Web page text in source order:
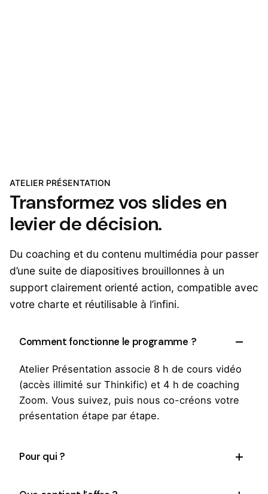
ATELIER PRÉSENTATION
Transformez vos slides en
levier de décision.
Du coaching et du contenu multimédia pour passer
d’une suite de diapositives brouillonnes à un
support clairement orienté action, compatible avec
votre charte et réutilisable à l’infini.
Comment fonctionne le programme ?
Atelier Présentation associe 8 h de cours vidéo
(accès illimité sur Thinkific) et 4 h de coaching
Zoom. Vous suivez, puis nous co-créons votre
présentation étape par étape.
Pour qui ?